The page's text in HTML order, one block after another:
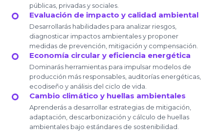
públicas, privadas y sociales.
Evaluación de impacto y calidad ambiental
Desarrollarás habilidades para analizar riesgos,
diagnosticar impactos ambientales y proponer
medidas de prevención, mitigación y compensación.
Economía circular y eficiencia energética
Dominarás herramientas para impulsar modelos de
producción más responsables, auditorías energéticas,
ecodiseño y análisis del ciclo de vida.
Cambio climático y huellas ambientales
Aprenderás a desarrollar estrategias de mitigación,
adaptación, descarbonización y cálculo de huellas
ambientales bajo estándares de sostenibilidad.